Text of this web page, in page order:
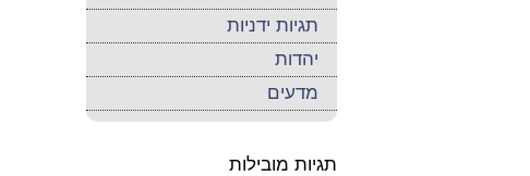
תגיות ידניות
יהדות
מדעים
תגיות מובילות